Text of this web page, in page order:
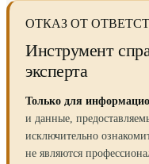
ОТКАЗ ОТ
Инструмент
эксперта
Только для
и данные,
исключительно
не являются